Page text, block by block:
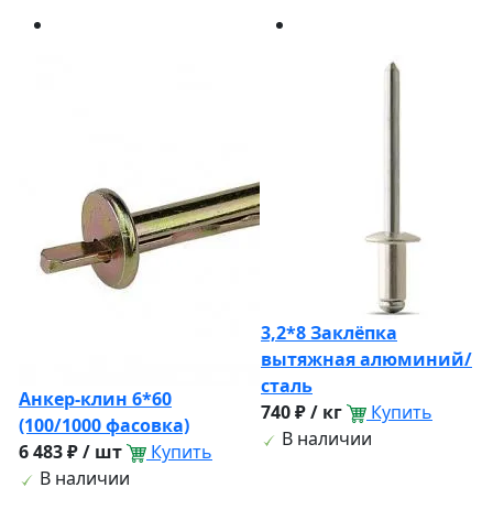
Анкер-клин 6*60
(100/1000 фасовка)
6 483 ₽ / шт
Купить
В наличии
3,2*8 Заклёпка
вытяжная алюминий/
сталь
740 ₽ / кг
Купить
В наличии